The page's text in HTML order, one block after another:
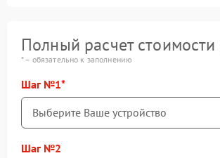
Полный расчет
* – обязательно к заполнению
Шаг №1
Шаг №2